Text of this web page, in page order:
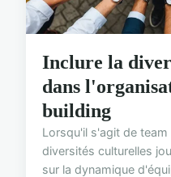
Inclure la
dans
building
Lorsqu'il s'agit de
diversités culturelles
sur la dynamique